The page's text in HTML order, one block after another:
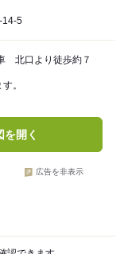
14-5
北口より徒歩約７
。
開く
広告を非表示